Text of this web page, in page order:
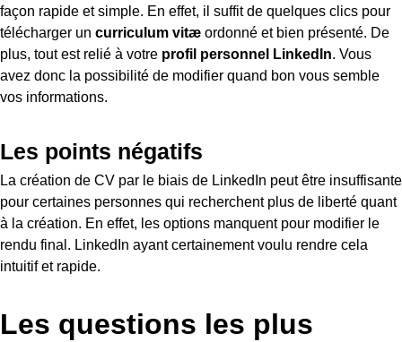
façon rapide et simple. En effet, il suffit de quelques clics pour
télécharger un curriculum vitæ ordonné et bien présenté. De
plus, tout est relié à votre profil personnel LinkedIn. Vous
avez donc la possibilité de modifier quand bon vous semble
vos informations.
Les points négatifs
La création de CV par le biais de LinkedIn peut être insuffisante
pour certaines personnes qui recherchent plus de liberté quant
à la création. En effet, les options manquent pour modifier le
rendu final. LinkedIn ayant certainement voulu rendre cela
intuitif et rapide.
Les questions les plus